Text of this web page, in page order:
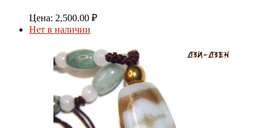
Цена: 2,500.00 ₽
Нет в наличии